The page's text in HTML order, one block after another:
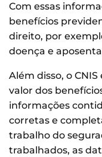
Com essas
benefícios
direito, por
doença e
Além disso, o
valor dos
informações
corretas e
trabalho do
trabalhados, as